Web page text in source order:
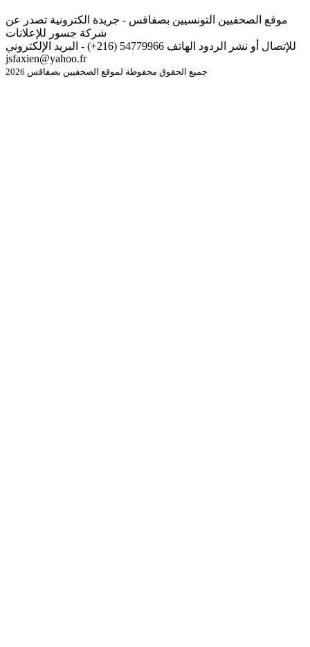
موقع الصحفيين التونسيين بصفاقس - جريدة الكترونية تصدر عن
شركة جسور للإعلانات
للإتصال أو نشر الردود الهاتف 54779966 (216+) - البريد الإلكتروني
jsfaxien@yahoo.fr
جميع الحقوق محفوظة لموقع الصحفيين بصفاقس 2026